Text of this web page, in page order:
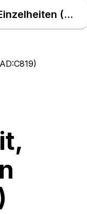
Land-Untereinheit, Einzelheiten (NAD:C819) – Daten Atlas